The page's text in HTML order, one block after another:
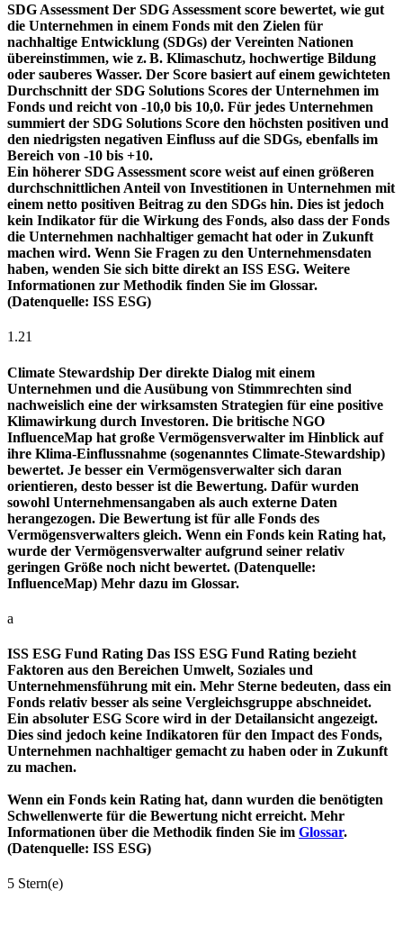
SDG Assessment Der SDG Assessment score bewertet, wie gut
die Unternehmen in einem Fonds mit den Zielen für
nachhaltige Entwicklung (SDGs) der Vereinten Nationen
übereinstimmen, wie z. B. Klimaschutz, hochwertige Bildung
oder sauberes Wasser. Der Score basiert auf einem gewichteten
Durchschnitt der SDG Solutions Scores der Unternehmen im
Fonds und reicht von -10,0 bis 10,0. Für jedes Unternehmen
summiert der SDG Solutions Score den höchsten positiven und
den niedrigsten negativen Einfluss auf die SDGs, ebenfalls im
Bereich von -10 bis +10.
Ein höherer SDG Assessment score weist auf einen größeren
durchschnittlichen Anteil von Investitionen in Unternehmen mit
einem netto positiven Beitrag zu den SDGs hin. Dies ist jedoch
kein Indikator für die Wirkung des Fonds, also dass der Fonds
die Unternehmen nachhaltiger gemacht hat oder in Zukunft
machen wird. Wenn Sie Fragen zu den Unternehmensdaten
haben, wenden Sie sich bitte direkt an ISS ESG. Weitere
Informationen zur Methodik finden Sie im Glossar.
(Datenquelle: ISS ESG)
1.21
Climate Stewardship Der direkte Dialog mit einem
Unternehmen und die Ausübung von Stimmrechten sind
nachweislich eine der wirksamsten Strategien für eine positive
Klimawirkung durch Investoren. Die britische NGO
InfluenceMap hat große Vermögensverwalter im Hinblick auf
ihre Klima-Einflussnahme (sogenanntes Climate-Stewardship)
bewertet. Je besser ein Vermögensverwalter sich daran
orientieren, desto besser ist die Bewertung. Dafür wurden
sowohl Unternehmensangaben als auch externe Daten
herangezogen. Die Bewertung ist für alle Fonds des
Vermögensverwalters gleich. Wenn ein Fonds kein Rating hat,
wurde der Vermögensverwalter aufgrund seiner relativ
geringen Größe noch nicht bewertet. (Datenquelle:
InfluenceMap) Mehr dazu im Glossar.
a
ISS ESG Fund Rating Das ISS ESG Fund Rating bezieht
Faktoren aus den Bereichen Umwelt, Soziales und
Unternehmensführung mit ein. Mehr Sterne bedeuten, dass ein
Fonds relativ besser als seine Vergleichsgruppe abschneidet.
Ein absoluter ESG Score wird in der Detailansicht angezeigt.
Dies sind jedoch keine Indikatoren für den Impact des Fonds,
Unternehmen nachhaltiger gemacht zu haben oder in Zukunft
zu machen.
Wenn ein Fonds kein Rating hat, dann wurden die benötigten
Schwellenwerte für die Bewertung nicht erreicht. Mehr
Informationen über die Methodik finden Sie im Glossar.
(Datenquelle: ISS ESG)
5 Stern(e)